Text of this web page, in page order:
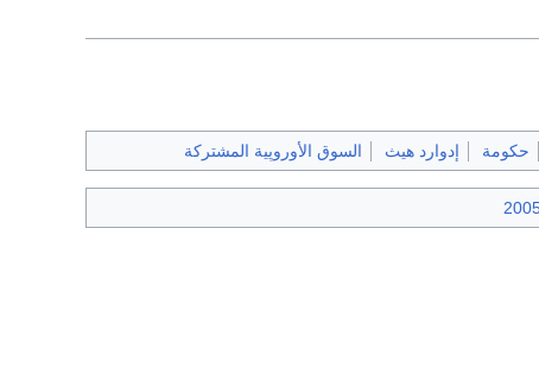
حكومة إدوارد هيث السوق الأوروپية المشتركة